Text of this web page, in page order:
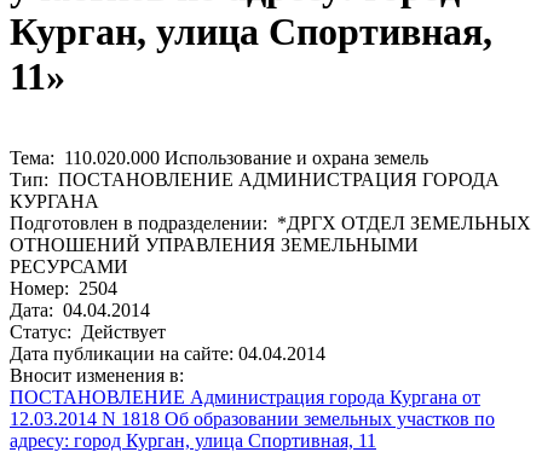
Курган, улица Спортивная,
11»
Тема: 110.020.000 Использование и охрана земель
Тип: ПОСТАНОВЛЕНИЕ АДМИНИСТРАЦИЯ ГОРОДА
КУРГАНА
Подготовлен в подразделении: *ДРГХ ОТДЕЛ ЗЕМЕЛЬНЫХ
ОТНОШЕНИЙ УПРАВЛЕНИЯ ЗЕМЕЛЬНЫМИ
РЕСУРСАМИ
Номер: 2504
Дата: 04.04.2014
Статус: Действует
Дата публикации на сайте: 04.04.2014
Вносит изменения в:
ПОСТАНОВЛЕНИЕ Администрация города Кургана от
12.03.2014 N 1818 Об образовании земельных участков по
адресу: город Курган, улица Спортивная, 11